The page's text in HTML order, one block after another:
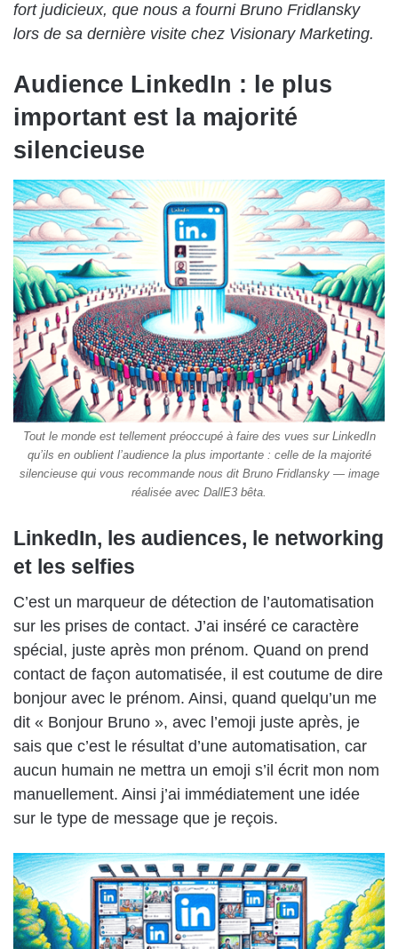
fort judicieux, que nous a fourni Bruno Fridlansky
lors de sa dernière visite chez Visionary Marketing.
Audience LinkedIn : le plus
important est la majorité
silencieuse
Tout le monde est tellement préoccupé à faire des vues sur LinkedIn
qu’ils en oublient l’audience la plus importante : celle de la majorité
silencieuse qui vous recommande nous dit Bruno Fridlansky — image
réalisée avec DallE3 bêta.
LinkedIn, les audiences, le networking
et les selfies
C’est un marqueur de détection de l’automatisation
sur les prises de contact. J’ai inséré ce caractère
spécial, juste après mon prénom. Quand on prend
contact de façon automatisée, il est coutume de dire
bonjour avec le prénom. Ainsi, quand quelqu’un me
dit « Bonjour Bruno », avec l’emoji juste après, je
sais que c’est le résultat d’une automatisation, car
aucun humain ne mettra un emoji s’il écrit mon nom
manuellement. Ainsi j’ai immédiatement une idée
sur le type de message que je reçois.